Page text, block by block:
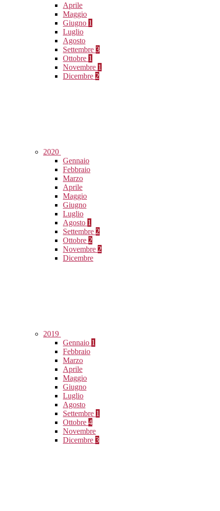
Aprile
Maggio
Giugno 1
Luglio
Agosto
Settembre 3
Ottobre 1
Novembre 1
Dicembre 2
2020
Gennaio
Febbraio
Marzo
Aprile
Maggio
Giugno
Luglio
Agosto 1
Settembre 2
Ottobre 2
Novembre 2
Dicembre
2019
Gennaio 1
Febbraio
Marzo
Aprile
Maggio
Giugno
Luglio
Agosto
Settembre 1
Ottobre 4
Novembre
Dicembre 3